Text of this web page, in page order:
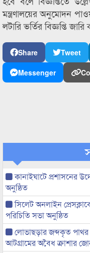
মন্ত্রণালয়ের অনুমোদন
লটারি ভর্তির বিজ্ঞপ্তি জারি
Share Tweet
Messenger
কানাইঘাটে প্রশাসনের
অনুষ্ঠিত
সিলেট অনলাইন
পরিচিতি সভা অনুষ্ঠিত
লোভাছড়ার জব্দকৃত পাথর
আটগ্রামের অবৈধ ক্রাশার